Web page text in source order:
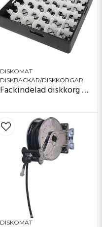
DISKOMAT
DISKBACKAR/DISKKORGAR
Fackindelad diskkorg för glas diameter max 72 mm
DISKOMAT